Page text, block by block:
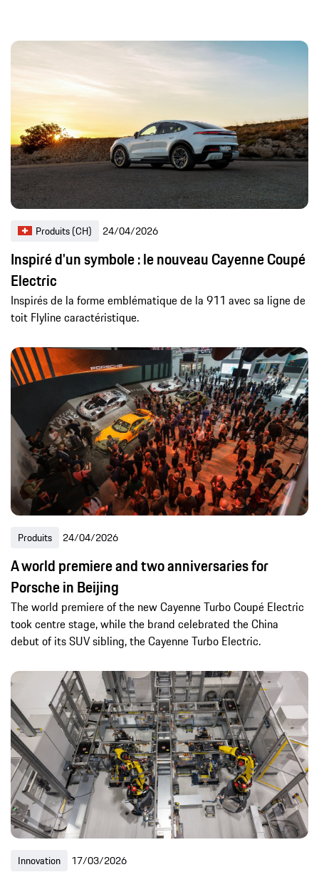
Produits (CH) 24/04/2026
Inspiré d'un symbole : le nouveau Cayenne Coupé
Electric
Inspirés de la forme emblématique de la 911 avec sa ligne de
toit Flyline caractéristique.
Produits 24/04/2026
A world premiere and two anniversaries for
Porsche in Beijing
The world premiere of the new Cayenne Turbo Coupé Electric
took centre stage, while the brand celebrated the China
debut of its SUV sibling, the Cayenne Turbo Electric.
Innovation 17/03/2026